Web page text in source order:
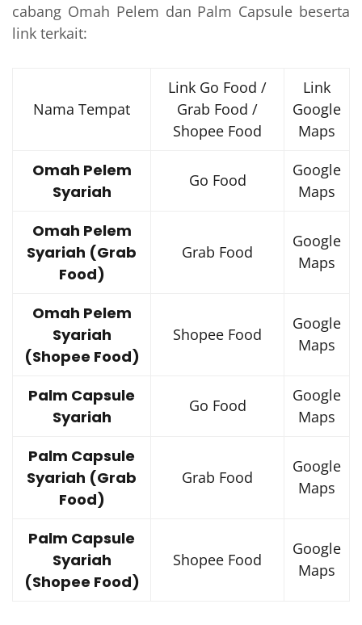
cabang Omah Pelem dan Palm Capsule beserta
link terkait:
Nama Tempat
Link Go Food /
Grab Food /
Shopee Food
Link
Google
Maps
Omah Pelem
Syariah
Go Food
Google
Maps
Omah Pelem
Syariah (Grab
Food)
Grab Food
Google
Maps
Omah Pelem
Syariah
(Shopee Food)
Shopee Food
Google
Maps
Palm Capsule
Syariah
Go Food
Google
Maps
Palm Capsule
Syariah (Grab
Food)
Grab Food
Google
Maps
Palm Capsule
Syariah
(Shopee Food)
Shopee Food
Google
Maps